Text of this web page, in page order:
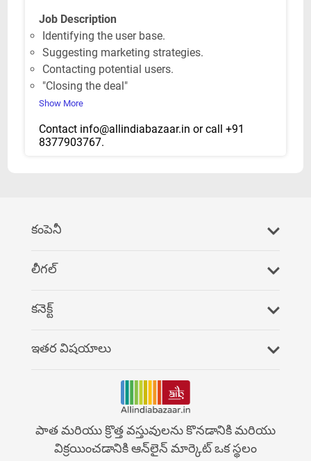
Job Description
Identifying the user base.
Suggesting marketing strategies.
Contacting potential users.
"Closing the deal"
Show More
Contact info@allindiabazaar.in or call +91
8377903767.
కంపెనీ
మమ్మల్ని సంప్రదించండి
వర్గం డైరెక్టరీ
లీగల్
గోప్యతా విధానం
కనెక్ట్
ఫేస్‌బుక్
Instagram
ఇతర విషయాలు
కెరీర్‌లు
పాత మరియు క్రొత్త వస్తువులను కొనడానికి మరియు
విక్రయించడానికి ఆన్‌లైన్ మార్కెట్ ఒక స్థలం